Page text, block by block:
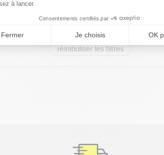
réinitialiser les filtres